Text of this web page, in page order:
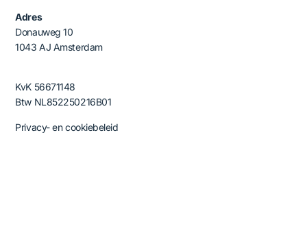
Adres
Donauweg 10
1043 AJ Amsterdam
KvK 56671148
Btw NL852250216B01
Privacy- en cookiebeleid